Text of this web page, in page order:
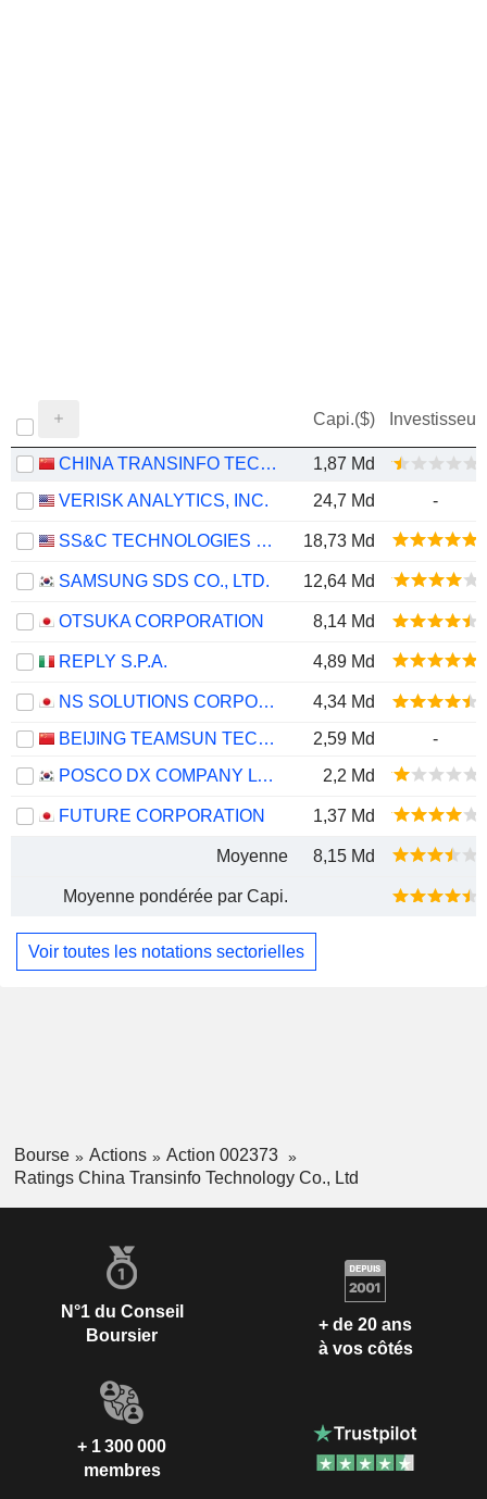
Capi.($) Investisseur
CHINA TRANSINFO TECHNOLOGY CO., LTD
1,87 Md
VERISK ANALYTICS, INC.
24,7 Md -
SS&C TECHNOLOGIES HOLDINGS, INC. 18,73 Md
SAMSUNG SDS CO., LTD. 12,64 Md
OTSUKA CORPORATION 8,14 Md
REPLY S.P.A. 4,89 Md
NS SOLUTIONS CORPORATION
4,34 Md
BEIJING TEAMSUN TECHNOLOGY CO.,LTD.
2,59 Md
-
POSCO DX COMPANY LTD.
2,2 Md
FUTURE CORPORATION 1,37 Md
Moyenne 8,15 Md
Moyenne pondérée par Capi.
Voir toutes les notations sectorielles
Bourse Actions
Action 002373
Ratings China Transinfo Technology Co., Ltd
N°1 du Conseil
Boursier
+ de 20 ans
à vos côtés
+ 1 300 000
membres